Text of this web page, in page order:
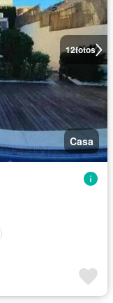
12fotos
Casa